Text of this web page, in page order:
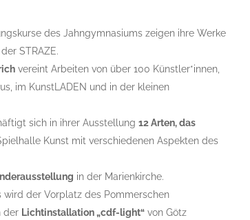
des Jahngymnasiums zeigen ihre Werke
STRAZE.
vereint Arbeiten von über 100 Künstler*innen,
im KunstLADEN und in der kleinen
sich in ihrer Ausstellung 12 Arten, das
Kunst mit verschiedenen Aspekten des
in der Marienkirche.
wird der Vorplatz des Pommerschen
der Lichtinstallation „cdf-light“von Götz